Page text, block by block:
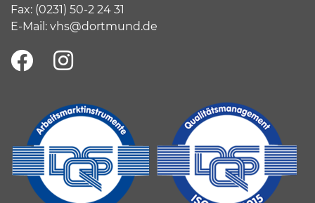
Fax: (0231) 50-2 24 31
E-Mail: vhs@dortmund.de